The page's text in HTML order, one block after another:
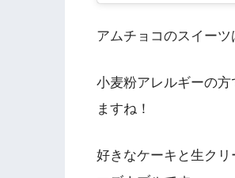
アムチョコのスイー
小麦粉アレルギーの
ますね！
好きなケーキと生ク